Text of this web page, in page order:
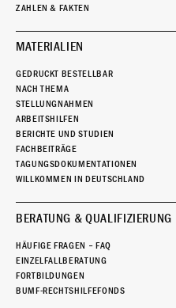
ZAHLEN & FAKTEN
MATERIALIEN
GEDRUCKT BESTELLBAR
NACH THEMA
STELLUNGNAHMEN
ARBEITSHILFEN
BERICHTE UND STUDIEN
FACHBEITRÄGE
TAGUNGSDOKUMENTATIONEN
WILLKOMMEN IN DEUTSCHLAND
BERATUNG & QUALIFIZIERUNG
HÄUFIGE FRAGEN – FAQ
EINZELFALLBERATUNG
FORTBILDUNGEN
BUMF-RECHTSHILFEFONDS